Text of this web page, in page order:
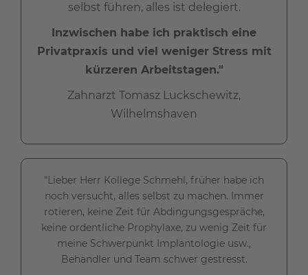
selbst führen, alles ist delegiert.
Inzwischen habe ich praktisch eine
Privatpraxis und viel weniger Stress mit
kürzeren Arbeitstagen."
Zahnarzt Tomasz Luckschewitz,
Wilhelmshaven
"Lieber Herr Kollege Schmehl, früher habe ich
noch versucht, alles selbst zu machen. Immer
rotieren, keine Zeit für Abdingungsgespräche,
keine ordentliche Prophylaxe, zu wenig Zeit für
meine Schwerpunkt Implantologie usw.,
Behandler und Team schwer gestresst.